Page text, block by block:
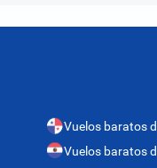
Vuelos baratos
Vuelos baratos